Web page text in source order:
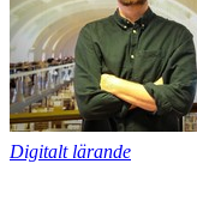
Digitalt lärande